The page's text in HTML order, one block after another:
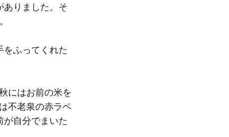
ありました。そ
ふってくれた
にはお前の米を
不老泉の赤ラベ
自分でまいた